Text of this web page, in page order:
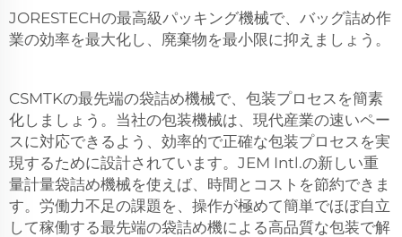
JORESTECHの最高級パッキング機械で、バッグ詰め作
業の効率を最大化し、廃棄物を最小限に抑えましょう。
CSMTKの最先端の袋詰め機械で、包装プロセスを簡素
化しましょう。当社の包装機械は、現代産業の速いペー
スに対応できるよう、効率的で正確な包装プロセスを実
現するために設計されています。JEM Intl.の新しい重
量計量袋詰め機械を使えば、時間とコストを節約できま
す。労働力不足の課題を、操作が極めて簡単でほぼ自立
して稼働する最先端の袋詰め機による高品質な包装で解